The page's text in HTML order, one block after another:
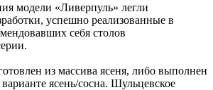
модели «Ливерпуль» легли
успешно реализованные в
себя столов
из массива ясеня, либо выполнен
ясень/сосна. Шульцевское